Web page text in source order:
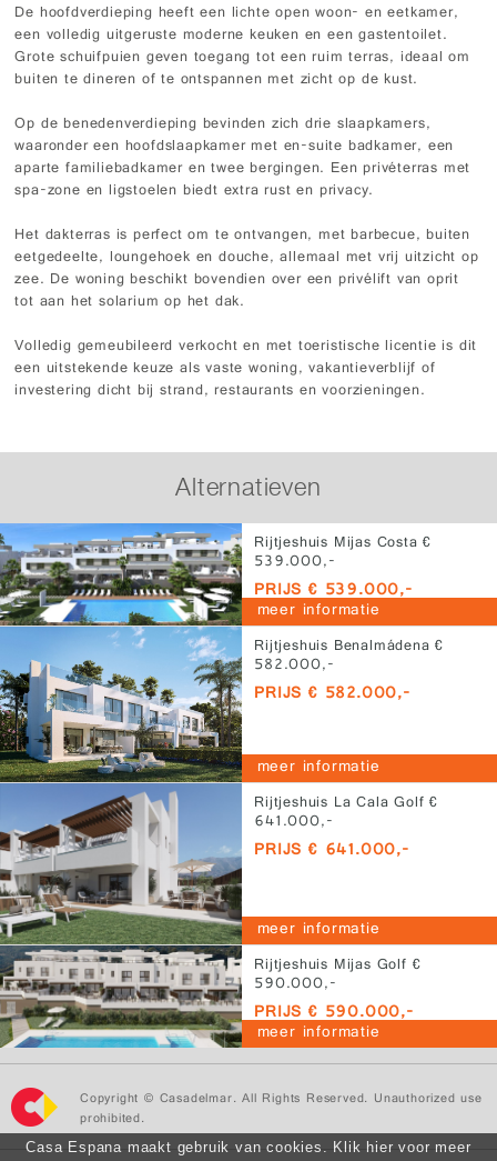
De hoofdverdieping heeft een lichte open woon- en eetkamer,
een volledig uitgeruste moderne keuken en een gastentoilet.
Grote schuifpuien geven toegang tot een ruim terras, ideaal om
buiten te dineren of te ontspannen met zicht op de kust.
Op de benedenverdieping bevinden zich drie slaapkamers,
waaronder een hoofdslaapkamer met en-suite badkamer, een
aparte familiebadkamer en twee bergingen. Een privéterras met
spa-zone en ligstoelen biedt extra rust en privacy.
Het dakterras is perfect om te ontvangen, met barbecue, buiten
eetgedeelte, loungehoek en douche, allemaal met vrij uitzicht op
zee. De woning beschikt bovendien over een privélift van oprit
tot aan het solarium op het dak.
Volledig gemeubileerd verkocht en met toeristische licentie is dit
een uitstekende keuze als vaste woning, vakantieverblijf of
investering dicht bij strand, restaurants en voorzieningen.
Alternatieven
Rijtjeshuis Mijas Costa €
539.000,-
PRIJS € 539.000,-
meer informatie
Rijtjeshuis Benalmádena €
582.000,-
PRIJS € 582.000,-
meer informatie
Rijtjeshuis La Cala Golf €
641.000,-
PRIJS € 641.000,-
meer informatie
Rijtjeshuis Mijas Golf €
590.000,-
PRIJS € 590.000,-
meer informatie
Copyright © Casadelmar. All Rights Reserved. Unauthorized use
prohibited.
Casa Espana maakt gebruik van cookies. Klik hier voor meer